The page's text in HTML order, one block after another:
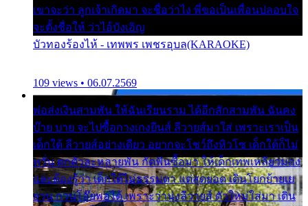
เขาจะว่า ลูกเจ้าเกิดมา จะชื่อว่าไง พี่ขอเป็นเพื่อนปลอบใจ
จะตั้งชื่อให้ ว่าไอ้บังเอิญ
บัวทองร้องไห้ - เทพพร เพชรอุบล(KARAOKE)
109 views • 06.07.2569
พ่อส่งเงินสามพัน ให้ฉันเรียนราม ได้อีกสักสามพัน ฉันคง
บ๊าย บาย จะไปซื้อกางเกงยีนส์ ลีวายส์มาใส่ เพราะเราเป็น
เด็กใต้ ลีวายส์อย่างเดียว อยากจะโชว์ถึงหิวโซ เด็กใต้ก็ไม่
หวั่น ตกตัวละหลายพัน กัดฟันซื้อมา ให้เด็กเทพเหลียวมอง
และต้องรู้ว่า เด็กใต้ไม่ธรรมดา แต่สุดยอด เดินโยกย้ายเย
ยวน กวนโอ๊ยพอได้ เพราะว่านุ่งลีวายส์ ตัวใหม่ใส่มา เดิน